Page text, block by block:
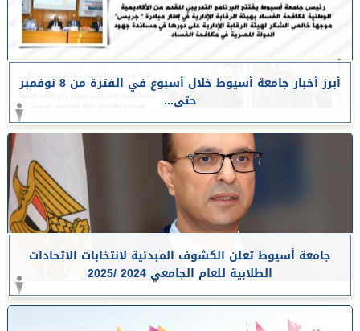
أبرز أخبار جامعة أسيوط خلال أسبوع في الفترة من 8 نوفمبر
حتى...
جامعة أسيوط تعلن الكشوف المبدئية لانتخابات الاتحادات
الطلابية للعام الجامعي 2024 /2025